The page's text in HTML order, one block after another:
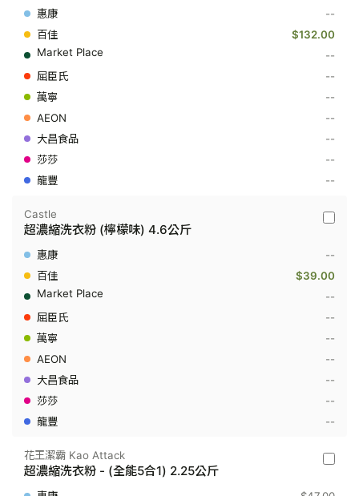
Buy
洗
32
--
$132.00
--
--
--
--
--
--
--
Castle
縮
衣
檬
4.6
Castle
超濃縮洗衣粉 (檸檬味) 4.6公斤
--
$39.00
--
--
--
--
--
--
--
花
潔
花王潔霸 Kao Attack
超濃縮洗衣粉 - (全能5合1) 2.25公斤